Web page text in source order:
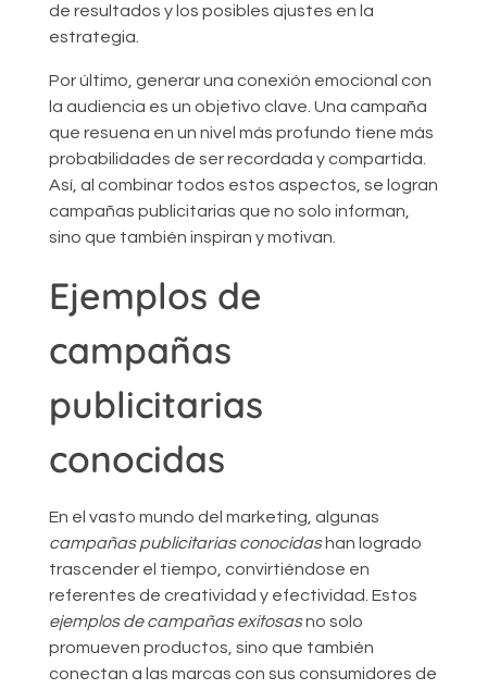
de resultados y los posibles ajustes en la
estrategia.
Por último, generar una conexión emocional con
la audiencia es un objetivo clave. Una campaña
que resuena en un nivel más profundo tiene más
probabilidades de ser recordada y compartida.
Así, al combinar todos estos aspectos, se logran
campañas publicitarias que no solo informan,
sino que también inspiran y motivan.
Ejemplos de
campañas
publicitarias
conocidas
En el vasto mundo del marketing, algunas
campañas publicitarias conocidashan logrado
trascender el tiempo, convirtiéndose en
referentes de creatividad y efectividad. Estos
ejemplos de campañas exitosasno solo
promueven productos, sino que también
conectan a las marcas con sus consumidores de